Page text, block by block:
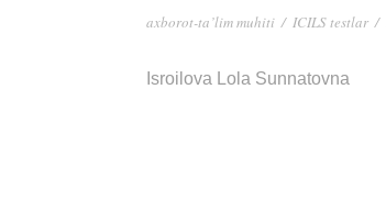
axborot-ta’lim muhiti / ICILS testlar /
Isroilova Lola Sunnatovna